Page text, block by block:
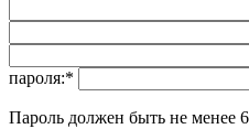
пароля:*
Пароль должен быть не менее